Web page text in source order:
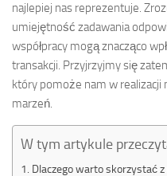
najlepiej nas reprezentuje.
umiejętność zadawania
współpracy mogą znacząco
transakcji. Przyjrzyjmy się
który pomoże nam w realizacji
marzeń.
W tym artykule
Dlaczego warto skorzystać